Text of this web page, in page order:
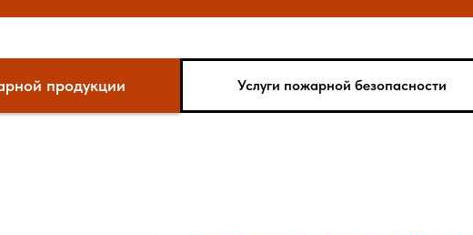
продукции Услуги пожарной безопасности